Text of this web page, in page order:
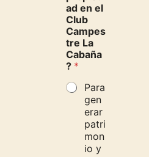
ad en el
Club
Campes
tre La
Cabaña
? *
Para
gen
erar
patri
mon
io y